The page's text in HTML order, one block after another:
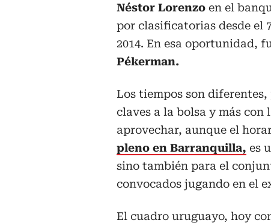
Néstor Lorenzo en el
por clasificatorias desde el
2014. En esa oportunidad,
Pékerman.
Los tiempos son
claves a la bolsa y más
aprovechar, aunque el
pleno en Barranquilla, es
sino también para el
convocados jugando en el
El cuadro uruguayo, hoy